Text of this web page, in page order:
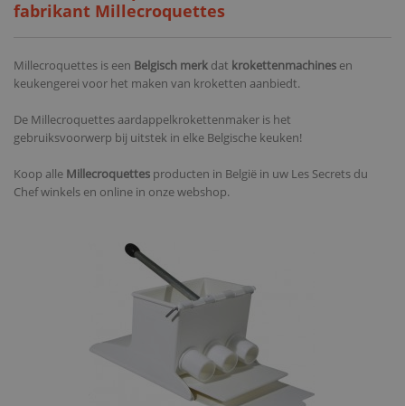
fabrikant Millecroquettes
Millecroquettes is een Belgisch merk dat krokettenmachines en
keukengerei voor het maken van kroketten aanbiedt.
De Millecroquettes aardappelkrokettenmaker is het
gebruiksvoorwerp bij uitstek in elke Belgische keuken!
Koop alle Millecroquettes producten in België in uw Les Secrets du
Chef winkels en online in onze webshop.